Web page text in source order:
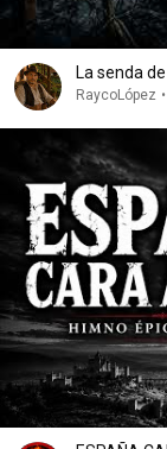
La senda
RaycoLópez •